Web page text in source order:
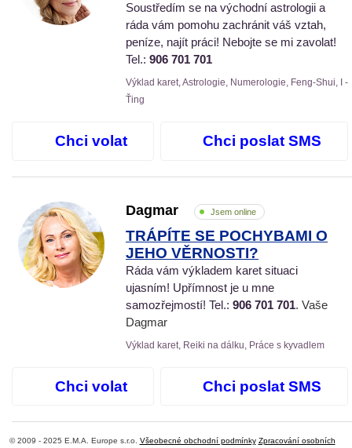
Soustředím se na východní astrologii a
ráda vám pomohu zachránit váš vztah,
peníze, najít práci! Nebojte se mi zavolat!
Tel.: 906 701 701
Výklad karet, Astrologie, Numerologie, Feng-Shui, I -
Ťing
Chci volat Chci poslat SMS
Dagmar Jsem online
TRÁPÍTE SE POCHYBAMI O
JEHO VĚRNOSTI?
Ráda vám výkladem karet situaci
ujasním! Upřímnost je u mne
samozřejmostí! Tel.: 906 701 701. Vaše
Dagmar
Výklad karet, Reiki na dálku, Práce s kyvadlem
Chci volat Chci poslat SMS
© 2009 - 2025 E.M.A. Europe s.r.o. Všeobecné obchodní podmínky Zpracování osobních